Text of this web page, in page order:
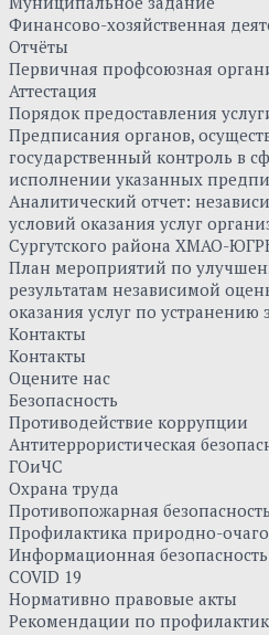
Финансово-хозяйственная
Отчёты
Первичная профсоюзная
Аттестация
Порядок предоставления
Предписания органов,
государственный контроль в
исполнении указанных
Аналитический отчет:
условий оказания услуг
Сургутского района ХМАО-
План мероприятий по
результатам независимой
оказания услуг по устранению
Контакты
Контакты
Оцените нас
Безопасность
Противодействие коррупции
Антитеррористическая
ГОиЧС
Охрана труда
Противопожарная безопасность
Профилактика природно-
Информационная безопасность
COVID 19
Нормативно правовые акты
Рекомендации по